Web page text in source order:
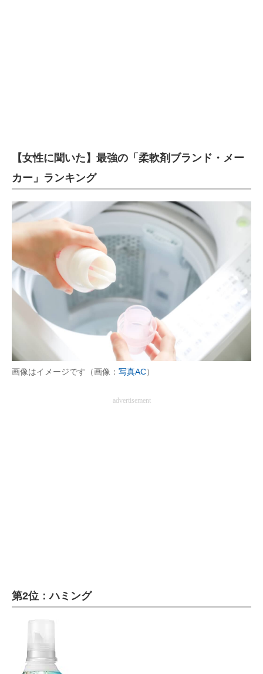
【女性に聞いた】最強の「柔軟剤ブランド・メー
カー」ランキング
画像はイメージです（画像： 写真AC）
advertisement
第2位：ハミング